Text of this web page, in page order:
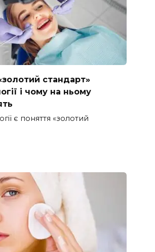
стандарт»
і чому на ньому
є поняття «золотий